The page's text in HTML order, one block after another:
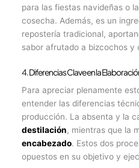
para las fiestas navideñas o
cosecha. Además, es un
repostería tradicional,
sabor afrutado a bizcochos y
4. Diferencias Clave en la
Para apreciar plenamente
entender las diferencias
producción. La absenta y la
destilación, mientras que la
encabezado. Estos dos
opuestos en su objetivo y